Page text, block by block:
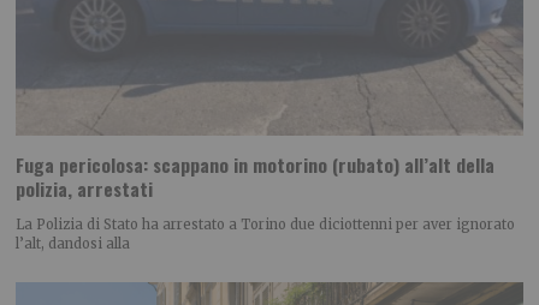
Fuga pericolosa: scappano in motorino (rubato) all’alt della
polizia, arrestati
La Polizia di Stato ha arrestato a Torino due diciottenni per aver ignorato
l’alt, dandosi alla